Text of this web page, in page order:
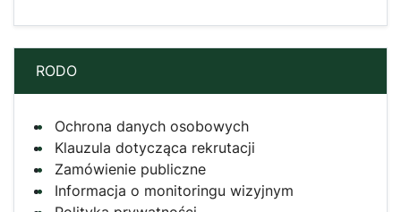
RODO
Ochrona danych osobowych
Klauzula dotycząca rekrutacji
Zamówienie publiczne
Informacja o monitoringu wizyjnym